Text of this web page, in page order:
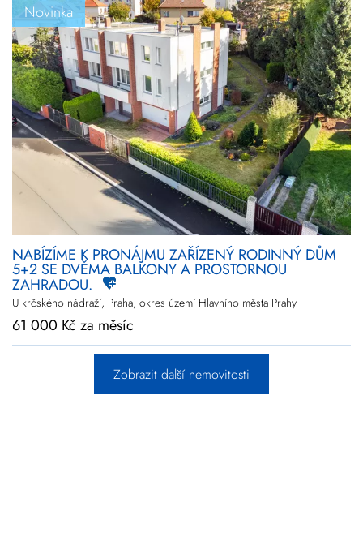
Novinka
NABÍZÍME K PRONÁJMU ZAŘÍZENÝ RODINNÝ DŮM
5+2 SE DVĚMA BALKONY A PROSTORNOU
ZAHRADOU.
U krčského nádraží, Praha, okres území Hlavního města Prahy
61 000 Kč za měsíc
Zobrazit další nemovitosti